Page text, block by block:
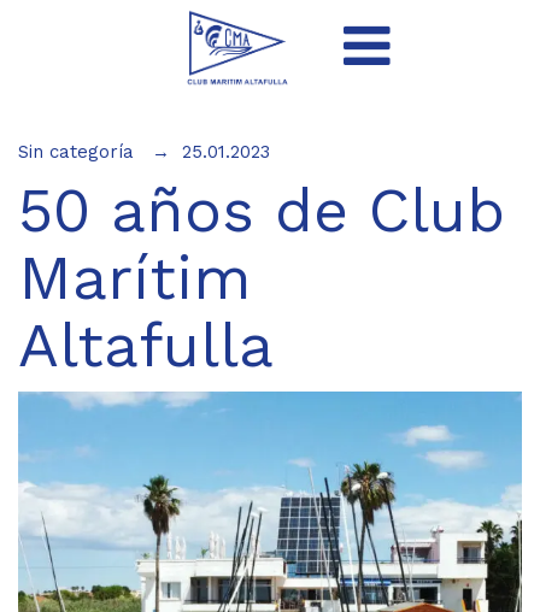
Sin categoría 25.01.2023
50 años de Club
Marítim
Altafulla